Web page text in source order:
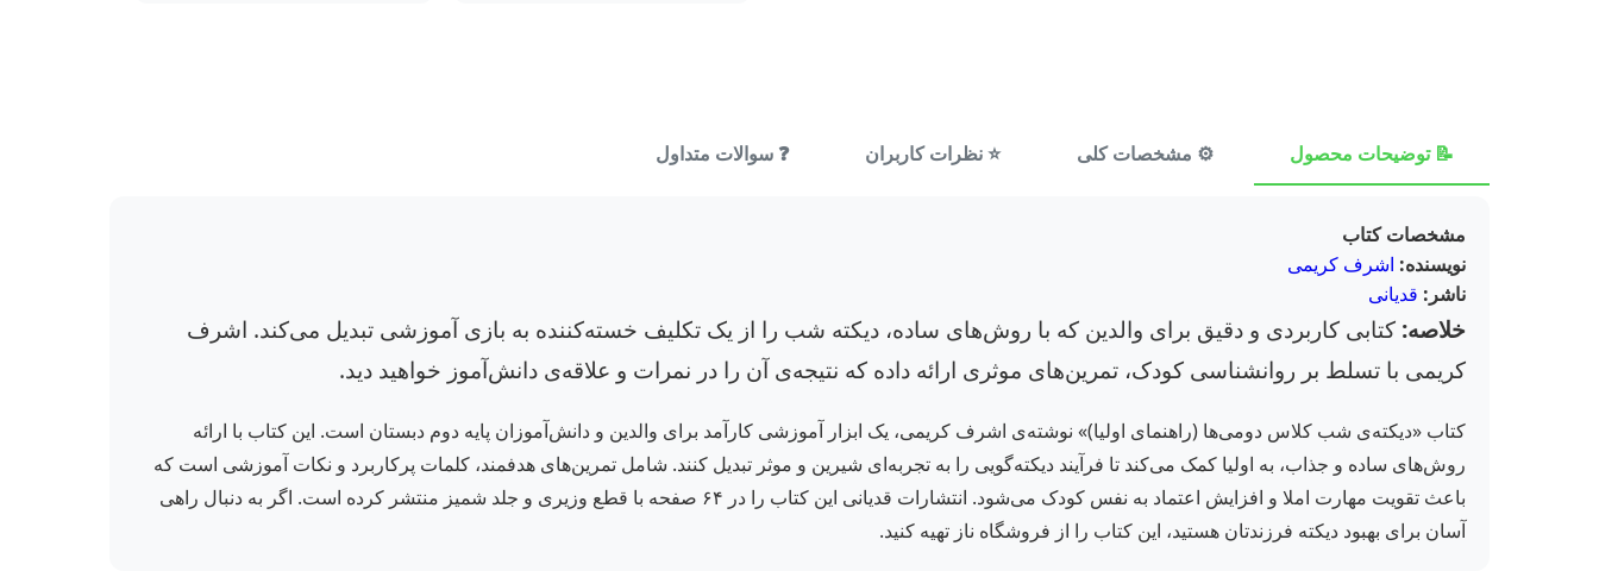
📝 توضیحات محصول ⚙️ مشخصات کلی ⭐ نظرات کاربران ❓ سوالات متداول
مشخصات کتاب
نویسنده: اشرف کریمی
ناشر: قدیانی
خلاصه: کتابی کاربردی و دقیق برای والدین که با روش‌های ساده، دیکته شب را از یک تکلیف خسته‌کننده به بازی آموزشی تبدیل می‌کند. اشرف
کریمی با تسلط بر روانشناسی کودک، تمرین‌های موثری ارائه داده که نتیجه‌ی آن را در نمرات و علاقه‌ی دانش‌آموز خواهید دید.
کتاب «دیکته‌ی شب کلاس دومی‌ها (راهنمای اولیا)» نوشته‌ی اشرف کریمی، یک ابزار آموزشی کارآمد برای والدین و دانش‌آموزان پایه دوم دبستان است. این کتاب با ارائه
روش‌های ساده و جذاب، به اولیا کمک می‌کند تا فرآیند دیکته‌گویی را به تجربه‌ای شیرین و موثر تبدیل کنند. شامل تمرین‌های هدفمند، کلمات پرکاربرد و نکات آموزشی است که
باعث تقویت مهارت املا و افزایش اعتماد به نفس کودک می‌شود. انتشارات قدیانی این کتاب را در ۶۴ صفحه با قطع وزیری و جلد شمیز منتشر کرده است. اگر به دنبال راهی
آسان برای بهبود دیکته فرزندتان هستید، این کتاب را از فروشگاه ناز تهیه کنید.